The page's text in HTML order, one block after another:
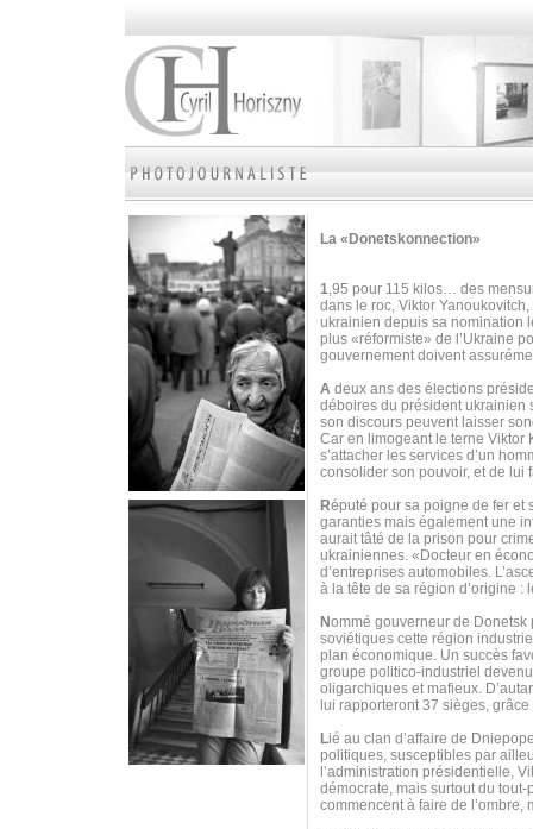
La «Donetskonnection»
1,95 pour 115 kilos… des
dans le roc, Viktor
ukrainien depuis sa nomination
plus «réformiste» de l’Ukraine
gouvernement doivent
A deux ans des élections
déboires du président ukrainien
son discours peuvent laisser
Car en limogeant le terne Viktor
s’attacher les services d’un
consolider son pouvoir, et de lui
Réputé pour sa poigne de fer et
garanties mais également une
aurait tâté de la prison pour
ukrainiennes. «Docteur en
d’entreprises automobiles.
à la tête de sa région d’origine :
Nommé gouverneur de Donetsk
soviétiques cette région
plan économique. Un succès
groupe politico-industriel
oligarchiques et mafieux.
lui rapporteront 37 sièges,
Lié au clan d’affaire de
politiques, susceptibles par
l’administration présidentielle,
démocrate, mais surtout du
commencent à faire de